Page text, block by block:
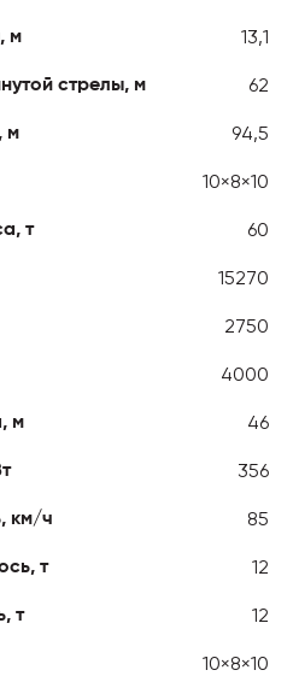
м 13,1
стрелы, м 62
м 94,5
10×8×10
т 60
15270
2750
4000
м 46
356
км/ч 85
т 12
т 12
10×8×10